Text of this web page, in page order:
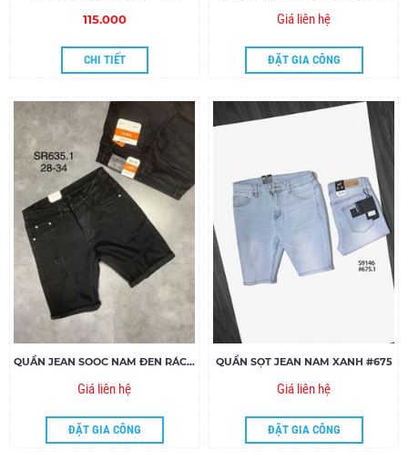
115.000
CHI TIẾT
Giá liên hệ
ĐẶT GIA CÔNG
QUẦN JEAN SOOC NAM ĐEN RÁCH SR635.1
Giá liên hệ
ĐẶT GIA CÔNG
QUẦN SỌT JEAN NAM XANH #675
Giá liên hệ
ĐẶT GIA CÔNG